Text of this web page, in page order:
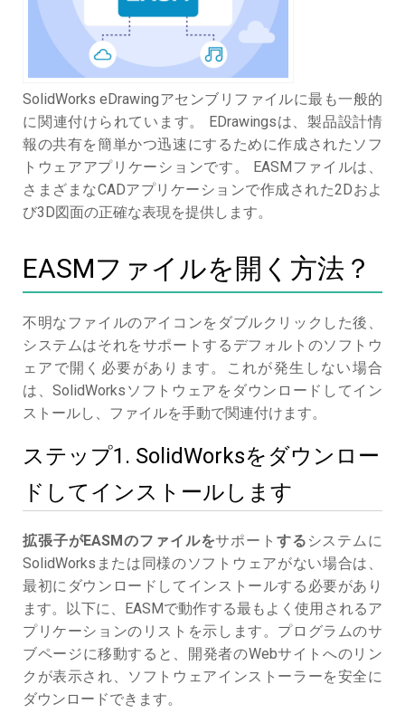
SolidWorks eDrawingアセンブリファイルに最も一般的
に関連付けられています。 EDrawingsは、製品設計情
報の共有を簡単かつ迅速にするために作成されたソフ
トウェアアプリケーションです。 EASMファイルは、
さまざまなCADアプリケーションで作成された2Dおよ
び3D図面の正確な表現を提供します。
EASMファイルを開く方法？
不明なファイルのアイコンをダブルクリックした後、
システムはそれをサポートするデフォルトのソフトウ
ェアで開く必要があります。これが発生しない場合
は、SolidWorksソフトウェアをダウンロードしてイン
ストールし、ファイルを手動で関連付けます。
ステップ1. SolidWorksをダウンロー
ドしてインストールします
拡張子がEASMのファイルをサポート する システムに
SolidWorksまたは同様のソフトウェアがない場合は、
最初にダウンロードしてインストールする必要があり
ます。以下に、EASMで動作する最もよく使用されるア
プリケーションのリストを示します。プログラムのサ
ブページに移動すると、開発者のWebサイトへのリン
クが表示され、ソフトウェアインストーラーを安全に
ダウンロードできます。